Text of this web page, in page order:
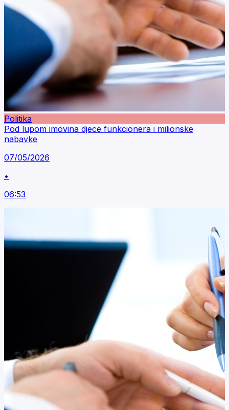
Politika
Pod lupom imovina djece funkcionera i milionske
nabavke
07/05/2026
•
06:53